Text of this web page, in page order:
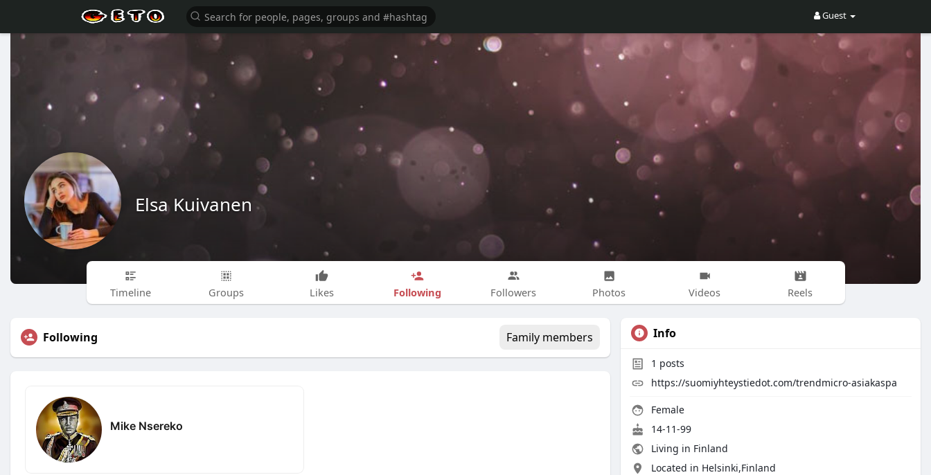
Guest
Elsa Kuivanen
Timeline Groups Likes Following Followers Photos Videos Reels
Following Family members
Mike Nsereko
Info
1 posts
https://suomiyhteystiedot.com/trendmicro-asiakaspa
Female
14-11-99
Living in Finland
Located in Helsinki,Finland